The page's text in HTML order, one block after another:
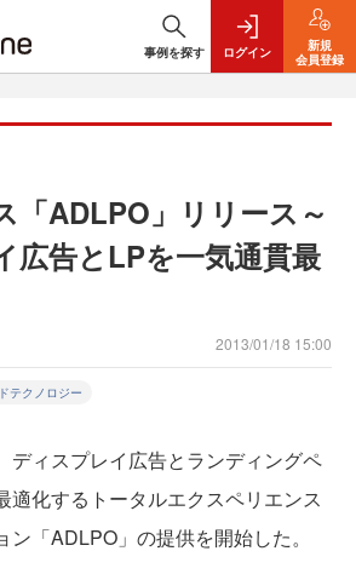
事例を探す ログイン
新規
会員登録
「ADLPO」リリース～
広告とLPを一気通貫最
2013/01/18 15:00
テクノロジー
ディスプレイ広告とランディングペ
適化するトータルエクスペリエンス
「ADLPO」の提供を開始した。